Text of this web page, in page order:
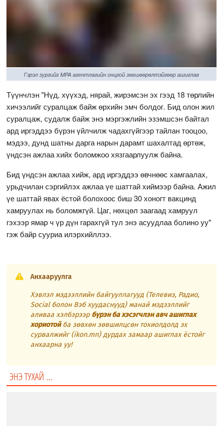
Гэрэл зургийг MPA агентлагийн онцгой зөвшөөрөлтэйгөөр ашиглав
Түүнчлэн "Нүд, хүүхэд, нярай, жирэмсэн эх гээд 18 төрлийн
хичээлийг суралцаж байж өрхийн эмч болдог. Бид олон жил
суралцаж, судалж байж энэ мэргэжлийн эзэмшсэн байтал
ард иргэддээ бүрэн үйлчилж чадахгүйгээр тайлан тооцоо,
мэдээ, дунд шатны дарга нарын дарамт шахалтад өртөж,
үндсэн ажлаа хийх боломжоо хязгаарлуулж байна.
Бид үндсэн ажлаа хийж, ард иргэддээ өвчнөөс хамгаалах,
урьдчилан сэргийлэх ажлаа үе шаттай хиймээр байна. Ажил
үе шаттай явах ёстой болохоос биш 30 хоногт вакцинд
хамруулах нь боломжгүй. Цаг, нөхцөл заагаад хамруул
гэхээр ямар ч үр дүн гарахгүй тул энэ асуудлаа болино уу"
гэж байр сууриа илэрхийллээ.
Анхааруулга
Хэвлэл мэдээллийн байгууллагууд (Телевиз, Радио,
Social болон Вэб хуудаснууд) манай мэдээллийг
аливаа хэлбэрээр бүрэн ба хэсэгчлэн авч ашиглах
хориотойба зөвхөн зөвшилцсөн тохиолдолд эх
сурвалжийг (ikon.mn) дурдах замаар ашиглах ёстойг
анхаарна уу!
ЭНЭ ТУХАЙ ...